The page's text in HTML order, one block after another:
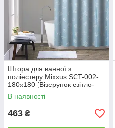
Штора для ванної з
поліестеру Mixxus SCT-002-
180x180 (Візерунок світло-
синій) (AC0649)
В наявності
463 ₴